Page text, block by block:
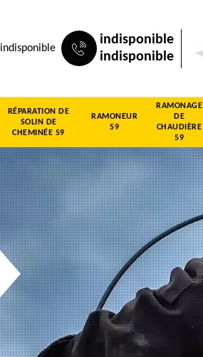
indisponible
indisponible
indisponible
RÉPARATION DE
SOLIN DE
CHEMINÉE 59
RAMONEUR
59
RAMONAGE
DE
CHAUDIÈRE
59